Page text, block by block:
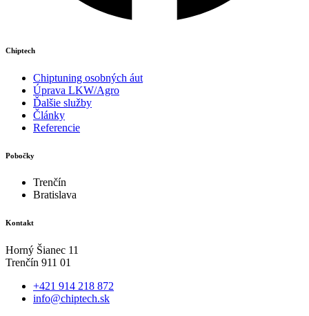
Chiptech
Chiptuning osobných áut
Úprava LKW/Agro
Ďalšie služby
Články
Referencie
Pobočky
Trenčín
Bratislava
Kontakt
Horný Šianec 11
Trenčín 911 01
+421 914 218 872
info@chiptech.sk